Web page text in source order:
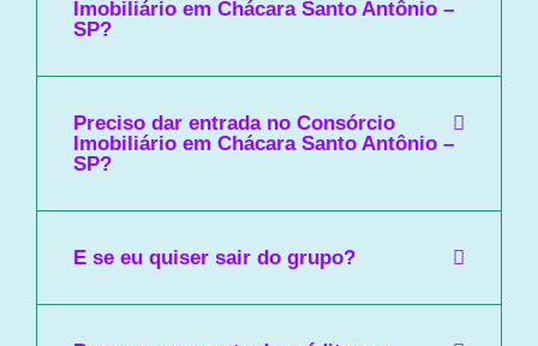
Imobiliário em Chácara Santo Antônio –
SP?
Preciso dar entrada no Consórcio
Imobiliário em Chácara Santo Antônio –
SP?
E se eu quiser sair do grupo?